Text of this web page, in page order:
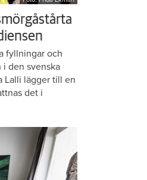
fyllningar och
i den svenska
Lalli lägger till en
det i